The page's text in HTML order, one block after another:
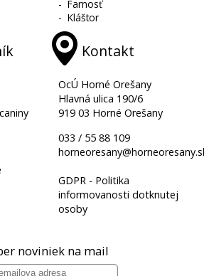
-Farnosť
-Kláštor
Kontakt
OcÚ Horné Orešany
Hlavná ulica 190/6
919 03 Horné Orešany
033 / 55 88 109
GDPR - Politika
informovanosti dotknutej
osoby
noviniek na mail